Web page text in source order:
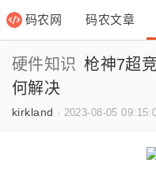
码农网 码农文章
硬件知识 枪神7超
何解决
kirkland · 2023-08-05